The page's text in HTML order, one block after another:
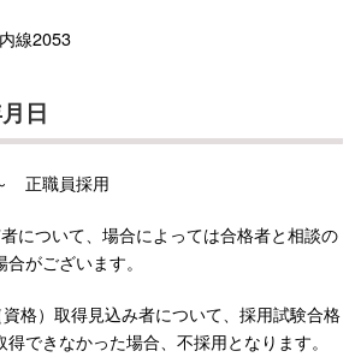
線2053
日
正職員採用
について、場合によっては合格者と相談の
がございます。
格）取得見込み者について、採用試験合格
できなかった場合、不採用となります。